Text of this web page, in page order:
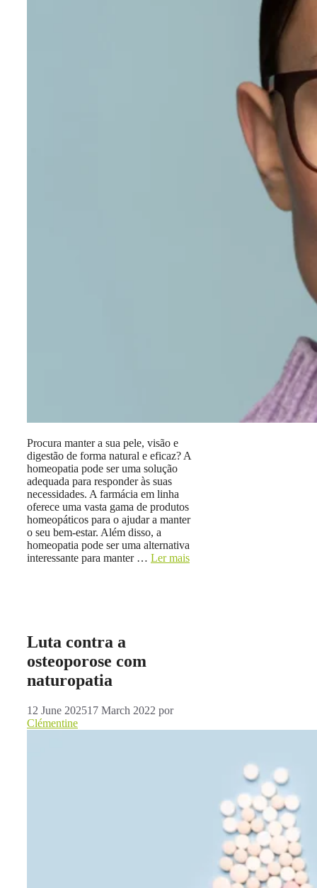
Procura manter a sua pele, visão e
digestão de forma natural e eficaz? A
homeopatia pode ser uma solução
adequada para responder às suas
necessidades. A farmácia em linha
oferece uma vasta gama de produtos
homeopáticos para o ajudar a manter
o seu bem-estar. Além disso, a
homeopatia pode ser uma alternativa
interessante para manter … Ler mais
Luta contra a
osteoporose com
naturopatia
12 June 202517 March 2022 por
Clémentine